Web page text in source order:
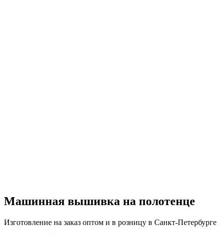
Машинная вышивка на полотенце
Изготовление на заказ оптом и в розницу в Санкт-Петербурге